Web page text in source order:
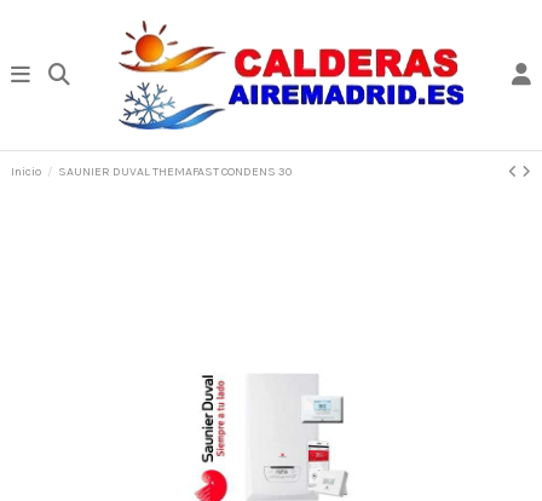
Inicio SAUNIER DUVAL THEMAFAST CONDENS 30